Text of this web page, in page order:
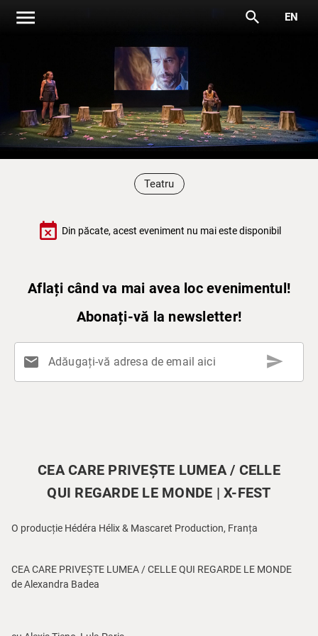
menu search EN
Teatru
event_busy Din păcate, acest eveniment nu mai este disponibil
Aflați când va mai avea loc evenimentul!
Abonați-vă la newsletter!
mail Adăugați-vă adresa de email aici send
CEA CARE PRIVEȘTE LUMEA / CELLE
QUI REGARDE LE MONDE | X-FEST
O producție Hédéra Hélix & Mascaret Production, Franța
CEA CARE PRIVEȘTE LUMEA / CELLE QUI REGARDE LE MONDE
de Alexandra Badea